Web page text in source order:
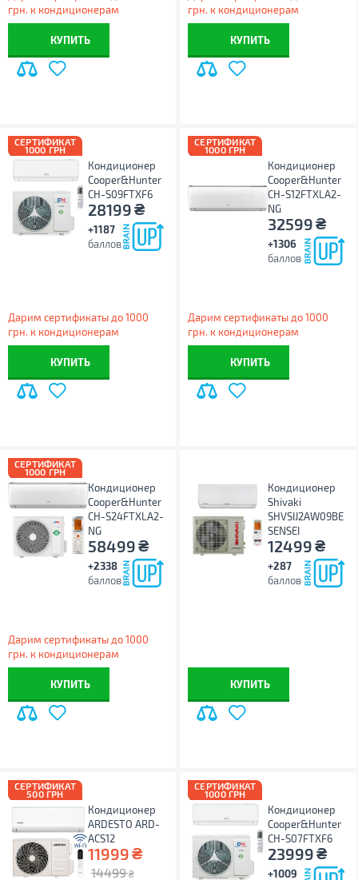
грн. к кондиционерам
КУПИТЬ
грн. к кондиционерам
КУПИТЬ
СЕРТИФИКАТ
1000 ГРН
Кондиционер
Cooper&Hunter
CH-S09FTXF6
28199₴
+1187
баллов
Дарим сертификаты до 1000
грн. к кондиционерам
КУПИТЬ
СЕРТИФИКАТ
1000 ГРН
Кондиционер
Cooper&Hunter
CH-S12FTXLA2-
NG
32599₴
+1306
баллов
Дарим сертификаты до 1000
грн. к кондиционерам
КУПИТЬ
СЕРТИФИКАТ
1000 ГРН
Кондиционер
Cooper&Hunter
CH-S24FTXLA2-
NG
58499₴
+2338
баллов
Дарим сертификаты до 1000
грн. к кондиционерам
КУПИТЬ
Кондиционер
Shivaki
SHVSIJ2AW09BE
SENSEI
12499₴
+287
баллов
КУПИТЬ
СЕРТИФИКАТ
500 ГРН
Кондиционер
ARDESTO ARD-
ACS12
11999₴
14499 ₴
СЕРТИФИКАТ
1000 ГРН
Кондиционер
Cooper&Hunter
CH-S07FTXF6
23999₴
+1009